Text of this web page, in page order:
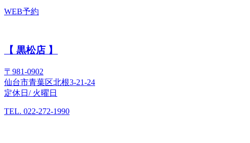
WEB予約
【 黒松店 】
〒981-0902
仙台市青葉区北根3-21-24
定休日/ 火曜日
TEL. 022-272-1990